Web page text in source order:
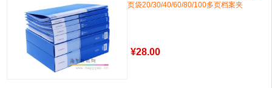
页袋20/30/40/60/80/100多页档案夹
¥28.00